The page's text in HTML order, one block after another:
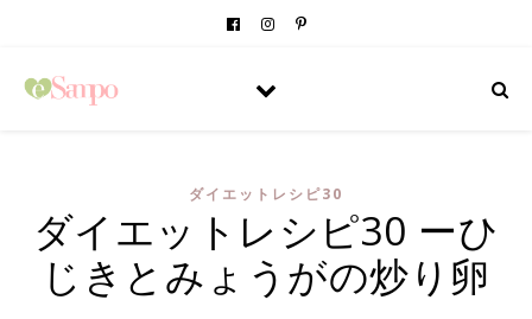
ダイエットレシピ30
ダイエットレシピ30 ーひ
じきとみょうがの炒り卵